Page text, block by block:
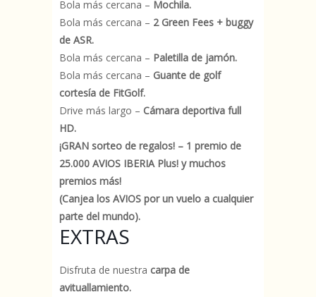
Bola más cercana – Mochila.
Bola más cercana – 2 Green Fees + buggy
de ASR.
Bola más cercana – Paletilla de jamón.
Bola más cercana – Guante de golf
cortesía de FitGolf.
Drive más largo – Cámara deportiva full
HD.
¡GRAN sorteo de regalos! – 1 premio de
25.000 AVIOS IBERIA Plus! y muchos
premios más!
(Canjea los AVIOS por un vuelo a cualquier
parte del mundo).
EXTRAS
Disfruta de nuestra carpa de
avituallamiento.